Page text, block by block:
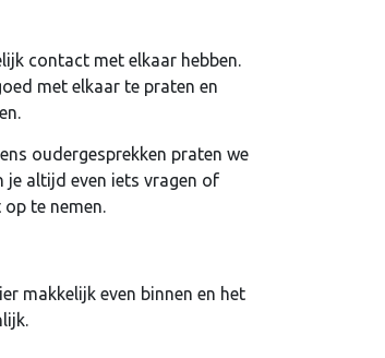
contact met elkaar hebben.
met elkaar te praten en
oudergesprekken praten we
altijd even iets vragen of
te nemen.
makkelijk even binnen en het